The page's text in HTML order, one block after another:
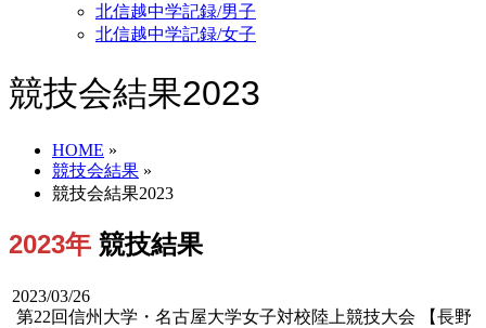
北信越中学記録/男子
北信越中学記録/女子
競技会結果2023
HOME »
競技会結果 »
競技会結果2023
2023年 競技結果
2023/03/26
第22回信州大学・名古屋大学女子対校陸上競技大会 【長野